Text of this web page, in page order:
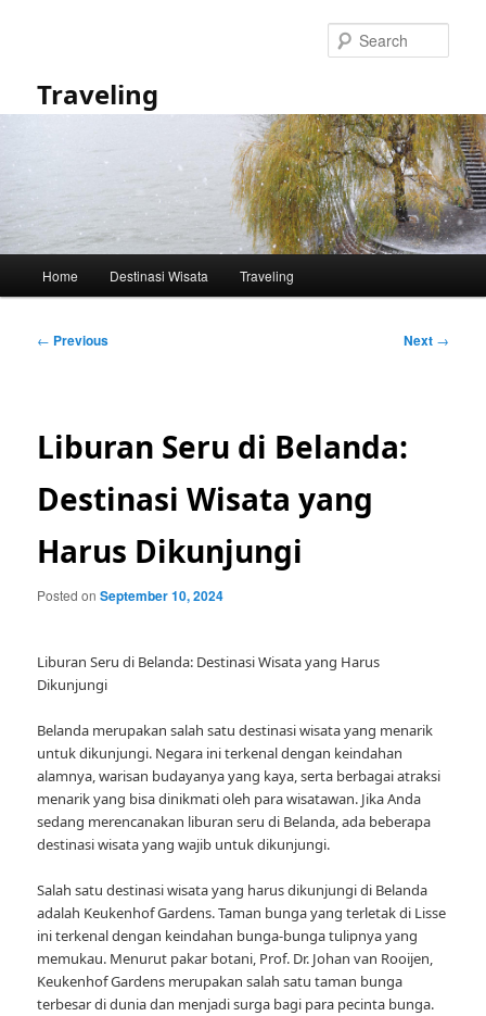
Traveling
Home Destinasi Wisata Traveling
Post
← Previous Next →
Liburan Seru di Belanda:
Destinasi Wisata yang
Harus Dikunjungi
Posted onSeptember 10, 2024
Liburan Seru di Belanda: Destinasi Wisata yang Harus
Dikunjungi
Belanda merupakan salah satu destinasi wisata yang menarik
untuk dikunjungi. Negara ini terkenal dengan keindahan
alamnya, warisan budayanya yang kaya, serta berbagai atraksi
menarik yang bisa dinikmati oleh para wisatawan. Jika Anda
sedang merencanakan liburan seru di Belanda, ada beberapa
destinasi wisata yang wajib untuk dikunjungi.
Salah satu destinasi wisata yang harus dikunjungi di Belanda
adalah Keukenhof Gardens. Taman bunga yang terletak di Lisse
ini terkenal dengan keindahan bunga-bunga tulipnya yang
memukau. Menurut pakar botani, Prof. Dr. Johan van Rooijen,
Keukenhof Gardens merupakan salah satu taman bunga
terbesar di dunia dan menjadi surga bagi para pecinta bunga.